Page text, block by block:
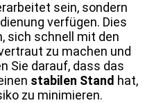
sein, sondern
verfügen. Dies
sich schnell mit den
zu machen und
Sie darauf, dass das
stabilen Stand hat,
zu minimieren.